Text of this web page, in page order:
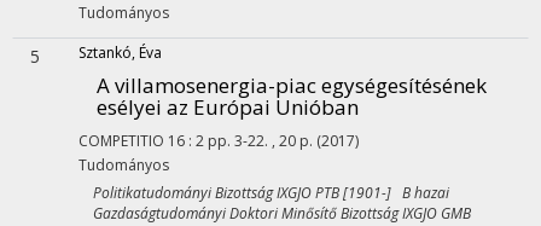
Tudományos
5 Sztankó, Éva
A villamosenergia-piac egységesítésének
esélyei az Európai Unióban
COMPETITIO 16 : 2 pp. 3-22. , 20 p. (2017)
Tudományos
Politikatudományi Bizottság IXGJO PTB [1901-] B hazai
Gazdaságtudományi Doktori Minősítő Bizottság IXGJO GMB